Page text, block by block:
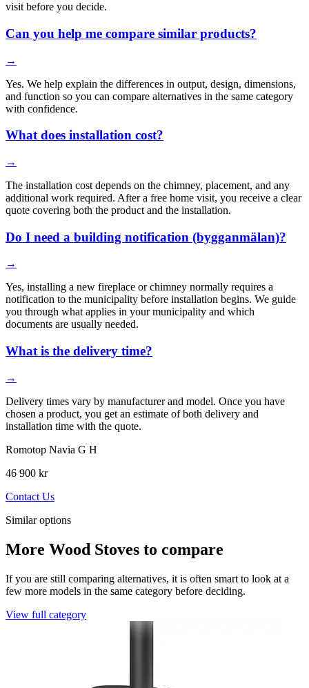
visit before you decide.
Can you help me compare similar products?
→
Yes. We help explain the differences in output, design, dimensions,
and function so you can compare alternatives in the same category
with confidence.
What does installation cost?
→
The installation cost depends on the chimney, placement, and any
additional work required. After a free home visit, you receive a clear
quote covering both the product and the installation.
Do I need a building notification (bygganmälan)?
→
Yes, installing a new fireplace or chimney normally requires a
notification to the municipality before installation begins. We guide
you through what applies in your municipality and which
documents are usually needed.
What is the delivery time?
→
Delivery times vary by manufacturer and model. Once you have
chosen a product, you get an estimate of both delivery and
installation time with the quote.
Romotop Navia G H
46 900 kr
Contact Us
Similar options
More Wood Stoves to compare
If you are still comparing alternatives, it is often smart to look at a
few more models in the same category before deciding.
View full category